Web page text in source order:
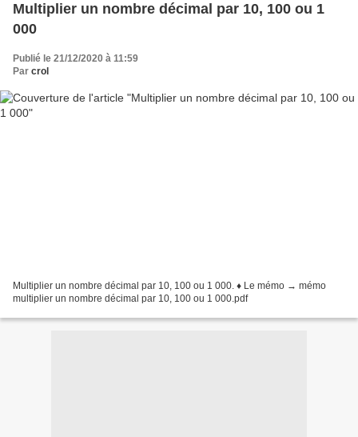
Multiplier un nombre décimal par 10, 100 ou 1
000
Publié le 21/12/2020 à 11:59
Par crol
Multiplier un nombre décimal par 10, 100 ou 1 000. ♦ Le mémo → mémo
multiplier un nombre décimal par 10, 100 ou 1 000.pdf